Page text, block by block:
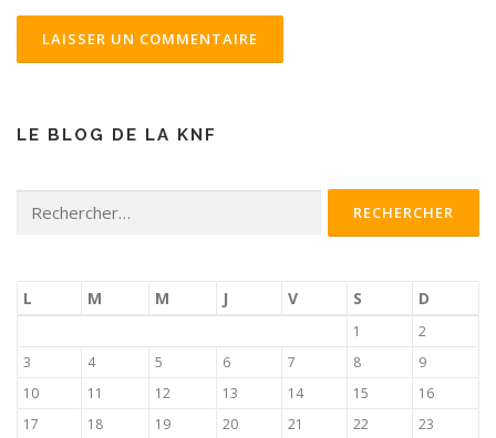
LE BLOG DE LA KNF
L M M J V S D
1
2
3
4 5 6 7 8
9
10
11 12 13 14 15
16
17
18 19 20 21 22
23